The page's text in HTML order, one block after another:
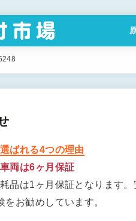
ばれる4つの理由
両は6ヶ月保証
品は1ヶ月保証となります
をお勧めしています。